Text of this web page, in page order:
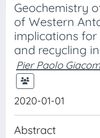
Geochemistry
of Western
implications
and recycling
Pier Paolo
2020-01-01
Abstract